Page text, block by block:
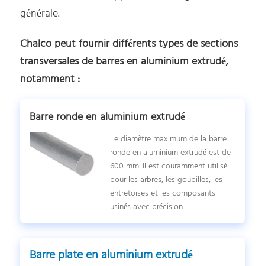
générale.
Chalco peut fournir différents types de sections
transversales de barres en aluminium extrudé,
notamment :
Barre ronde en aluminium extrudé
Le diamètre maximum de la barre
ronde en aluminium extrudé est de
600 mm. Il est couramment utilisé
pour les arbres, les goupilles, les
entretoises et les composants
usinés avec précision.
Barre plate en aluminium extrudé